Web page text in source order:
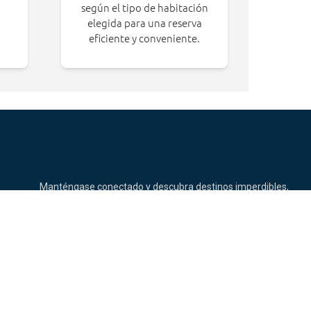
según el tipo de habitación
elegida para una reserva
eficiente y conveniente.
Manténgase conectado y descubra destinos imperdibles,